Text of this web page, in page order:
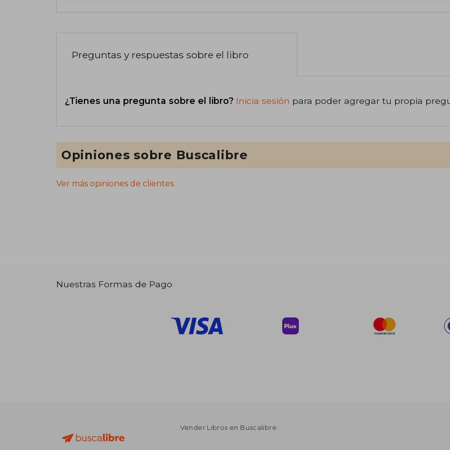
Preguntas y respuestas sobre el libro
¿Tienes una pregunta sobre el libro? Inicia sesión para poder agregar tu propia
Opiniones sobre Buscalibre
Ver más opiniones de clientes
Nuestras Formas de Pago
Vender Libros en Buscalibre